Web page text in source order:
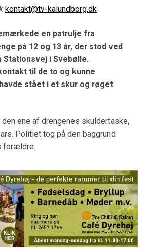
kontakt@tv-kalundborg.dk
en patrulje fra
på 12 og 13 år, der stod ved
Stationsvej i Svebølle.
til de to og kunne
stået i et skur og røget
den ene af drengenes skuldertaske,
Politiet tog på den baggrund
forældre.